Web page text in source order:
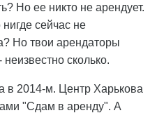
Но ее никто не арендует.
сейчас не
Но твои арендаторы
сколько.
в 2014-м. Центр Харькова
"Сдам в аренду". А